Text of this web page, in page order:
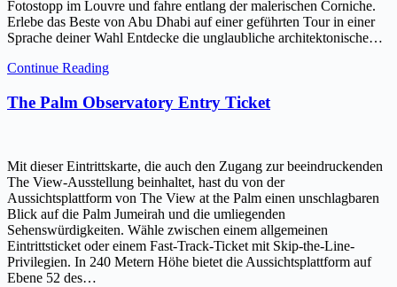
Fotostopp im Louvre und fahre entlang der malerischen Corniche.
Erlebe das Beste von Abu Dhabi auf einer geführten Tour in einer
Sprache deiner Wahl Entdecke die unglaubliche architektonische…
Continue Reading
The Palm Observatory Entry Ticket
Mit dieser Eintrittskarte, die auch den Zugang zur beeindruckenden
The View-Ausstellung beinhaltet, hast du von der
Aussichtsplattform von The View at the Palm einen unschlagbaren
Blick auf die Palm Jumeirah und die umliegenden
Sehenswürdigkeiten. Wähle zwischen einem allgemeinen
Eintrittsticket oder einem Fast-Track-Ticket mit Skip-the-Line-
Privilegien. In 240 Metern Höhe bietet die Aussichtsplattform auf
Ebene 52 des…